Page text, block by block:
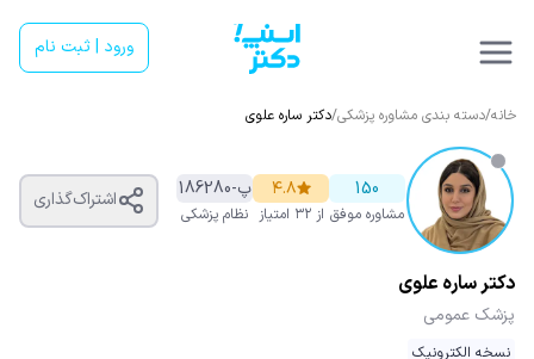
ورود | ثبت نام
خانه/دسته بندی مشاوره پزشکی/دکتر ساره علوی
150
مشاوره موفق
۴.۸
از ۳۲ امتیاز
پ-186280
نظام پزشکی
اشتراک‌گذاری
دکتر ساره علوی
پزشک عمومی
نسخه الکترونیک